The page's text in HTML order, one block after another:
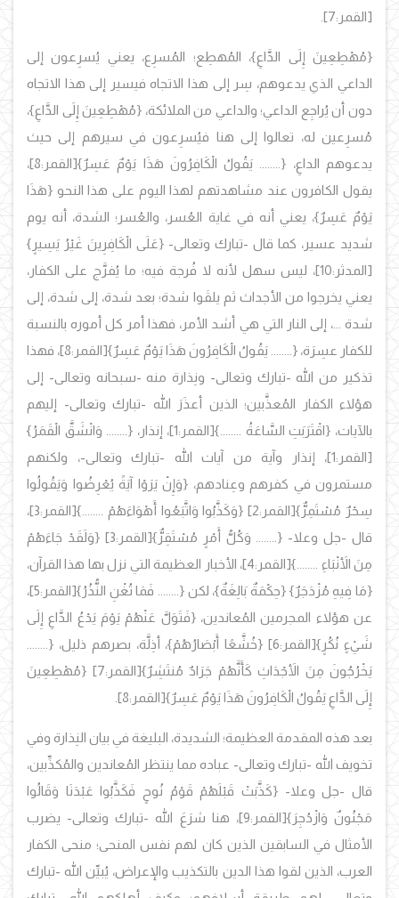
[القمر:7].
{مُهْطِعِينَ إِلَى الدَّاعِ}، المُهطِع؛ المُسرِع، يعني يُسرِعون إلى
الداعي الذي يدعوهم، سِر إلى هذا الاتجاه فيسير إلى هذا الاتجاه
دون أن يُراجِع الداعي؛ والداعي من الملائكة، {مُهْطِعِينَ إِلَى الدَّاعِ}،
مُسرِعين له، تعالوا إلى هنا فيُسرِعون في سيرهم إلى حيث
يدعوهم الداعِ، {........ يَقُولُ الْكَافِرُونَ هَذَا يَوْمٌ عَسِرٌ}
[القمر:8]،
يقول الكافرون عند مشاهدتهم لهذا اليوم على هذا النحو {هَذَا
يَوْمٌ عَسِرٌ}، يعني أنه في غاية العُسر، والعُسر؛ الشدة، أنه يوم
شديد عسير، كما قال -تبارك وتعالى- {عَلَى الْكَافِرِينَ غَيْرُ يَسِيرٍ}
[المدثر:10]، ليس سهل لأنه لا فُرجة فيه؛ ما يُفرَّج على الكفار،
يعني يخرجوا من الأجداث ثم يلقَوا شدة؛ بعد شدة، إلى شدة، إلى
شدة ...، إلى النار التي هي أشد الأمر، فهذا أمر كل أموره بالنسبة
للكفار عسِرَة، {........ يَقُولُ الْكَافِرُونَ هَذَا يَوْمٌ عَسِرٌ}
[القمر:8]، فهذا
تذكير من الله -تبارك وتعالى- ونِذارة منه -سبحانه وتعالى- إلى
هؤلاء الكفار المُعذَّبين؛ الذين أعذَرَ الله -تبارك وتعالى- إليهم
بالآيات، {اقْتَرَبَتِ السَّاعَةُ ........}[القمر:1]، إنذار،
{........ وَانْشَقَّ الْقَمَرُ}
[القمر:1]، إنذار وآية من آيات الله -تبارك وتعالى-، ولكنهم
مستمرون في كفرهم وعِنادهم، {وَإِنْ يَرَوْا آيَةً يُعْرِضُوا وَيَقُولُوا
سِحْرٌ مُسْتَمِرٌّ}[القمر:2] {وَكَذَّبُوا وَاتَّبَعُوا أَهْوَاءَهُمْ ........}
[القمر:3]،
قال -جل وعلا- {........ وَكُلُّ أَمْرٍ مُسْتَقِرٌّ}[القمر:3]
{وَلَقَدْ جَاءَهُمْ
مِنَ الأَنْبَاءِ ........}[القمر:4]، الأخبار العظيمة التي نزل بها هذا القرآن،
{مَا فِيهِ مُزْدَجَرٌ} {حِكْمَةٌ بَالِغَةٌ}، لكن {........ فَمَا تُغْنِ النُّذُرُ}
[القمر:5]،
عن هؤلاء المجرمين المُعاندين،{فَتَوَلَّ عَنْهُمْ يَوْمَ يَدْعُ الدَّاعِ إِلَى
شَيْءٍ نُكُرٍ}[القمر:6]
{خُشَّعًا أَبْصَارُهُمْ}، أذِلَّة، بصرهم ذليل، {........
يَخْرُجُونَ مِنَ الأَجْدَاثِ كَأَنَّهُمْ جَرَادٌ مُنتَشِرٌ}[القمر:7]
{مُهْطِعِينَ
إِلَى الدَّاعِ يَقُولُ الْكَافِرُونَ هَذَا يَوْمٌ عَسِرٌ}[القمر:8].
بعد هذه المقدمة العظيمة؛ الشديدة، البليغة في بيان النِذارة وفي
تخويف الله -تبارك وتعالى- عباده مما ينتظر المُعاندين والمُكذِّبين،
قال -جل وعلا- {كَذَّبَتْ قَبْلَهُمْ قَوْمُ نُوحٍ فَكَذَّبُوا عَبْدَنَا وَقَالُوا
مَجْنُونٌ وَازْدُجِرَ}
[القمر:9]، هنا شرَعَ الله -تبارك وتعالى- يضرب
الأمثال في السابقين الذين كان لهم نفس المنحى؛ منحى الكفار
العرب، الذين لقوا هذا الدين بالتكذيب والإعراض، يُبيِّن الله -تبارك